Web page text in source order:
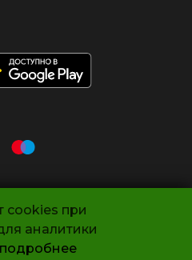
cookies при
аналитики
240-56-55